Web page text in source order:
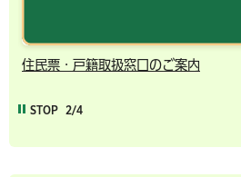
住民票・戸籍取扱窓口のご案内
STOP 2/4